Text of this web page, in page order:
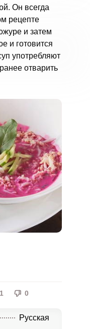
Он всегда
рецепте
и затем
и готовится
употребляют
отварить
1 0
Русская